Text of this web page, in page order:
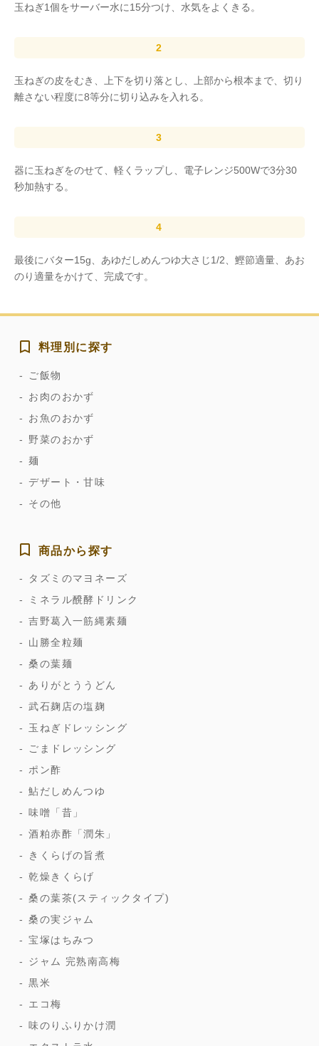
玉ねぎ1個をサーバー水に15分つけ、水気をよくきる。
玉ねぎの皮をむき、上下を切り落とし、上部から根本まで、切り
離さない程度に8等分に切り込みを入れる。
器に玉ねぎをのせて、軽くラップし、電子レンジ500Wで3分30
秒加熱する。
最後にバター15g、あゆだしめんつゆ大さじ1/2、鰹節適量、あお
のり適量をかけて、完成です。
料理別に探す
ご飯物
お肉のおかず
お魚のおかず
野菜のおかず
麺
デザート・甘味
その他
商品から探す
タズミのマヨネーズ
ミネラル醗酵ドリンク
吉野葛入一筋縄素麺
山勝全粒麺
桑の葉麺
ありがとううどん
武石麹店の塩麹
玉ねぎドレッシング
ごまドレッシング
ポン酢
鮎だしめんつゆ
味噌「昔」
酒粕赤酢「潤朱」
きくらげの旨煮
乾燥きくらげ
桑の葉茶(スティックタイプ)
桑の実ジャム
宝塚はちみつ
ジャム 完熟南高梅
黒米
エコ梅
味のりふりかけ潤